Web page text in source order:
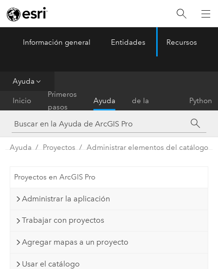
ArcGIS Pro Menu
Información general Entidades Recursos
Ayuda
Inicio
Primeros
pasos
Ayuda
de la
herramienta
Python
Ayuda Proyectos Administrar elementos del catálogo
Proyectos en ArcGIS Pro
Administrar la aplicación
Trabajar con proyectos
Agregar mapas a un proyecto
Usar el catálogo